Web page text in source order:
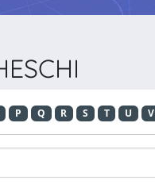
P Q R S T U V